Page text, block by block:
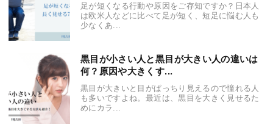
足が短くなる行動や原因をご存知ですか？日本人
は欧米人などに比べて足が短く、短足に悩む人も
少なくあ...
黒目が小さい人と黒目が大きい人の違いは
何？原因や大きくす...
黒目が大きいと目がぱっちり見えるので憧れる人
も多いですよね。最近は、黒目を大きく見せるた
めにカラ...